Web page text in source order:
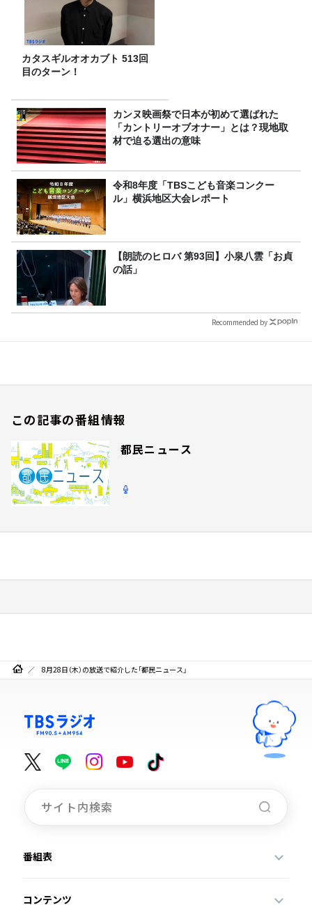
カタスギルオオカブト 513回
目のターン！
カンヌ映画祭で日本が初めて選ばれた
「カントリーオブオナー」とは？現地取
材で迫る選出の意味
令和8年度「TBSこども音楽コンクー
ル」横浜地区大会レポート
【朗読のヒロバ 第93回】小泉八雲「お貞
の話」
Recommended by
この記事の番組情報
都民ニュース
8月28日（木）の放送で紹介した「都民ニュース」
番組表
コンテンツ